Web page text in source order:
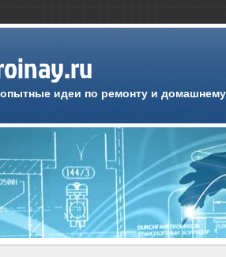
идеи по ремонту и домашнему